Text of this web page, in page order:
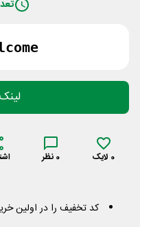
0 لایک 0 نظر
کد تخفیف را در اولین